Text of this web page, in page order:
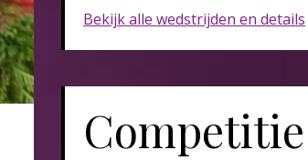
Bekijk alle wedstrijden en details
Competitie